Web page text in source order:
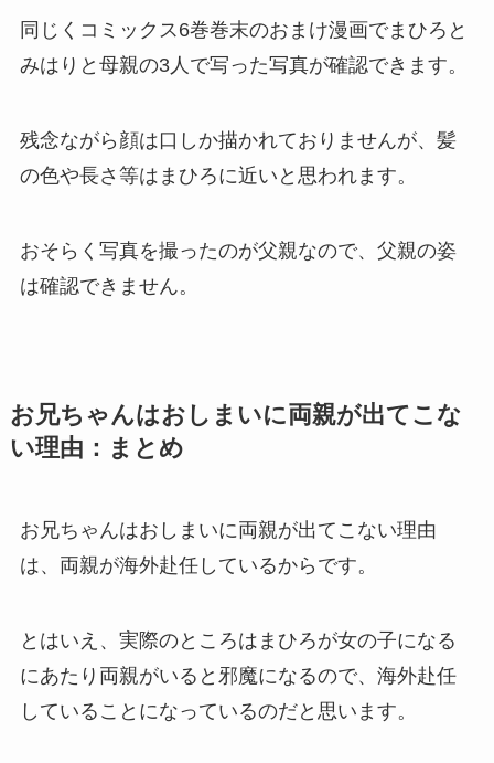
同じくコミックス6巻巻末のおまけ漫画でまひろと
みはりと母親の3人で写った写真が確認できます。
残念ながら顔は口しか描かれておりませんが、髪
の色や長さ等はまひろに近いと思われます。
おそらく写真を撮ったのが父親なので、父親の姿
は確認できません。
お兄ちゃんはおしまいに両親が出てこな
い理由：まとめ
お兄ちゃんはおしまいに両親が出てこない理由
は、両親が海外赴任しているからです。
とはいえ、実際のところはまひろが女の子になる
にあたり両親がいると邪魔になるので、海外赴任
していることになっているのだと思います。